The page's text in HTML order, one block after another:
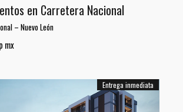
en Carretera Nacional
– Nuevo León
mx
Entrega inmediata